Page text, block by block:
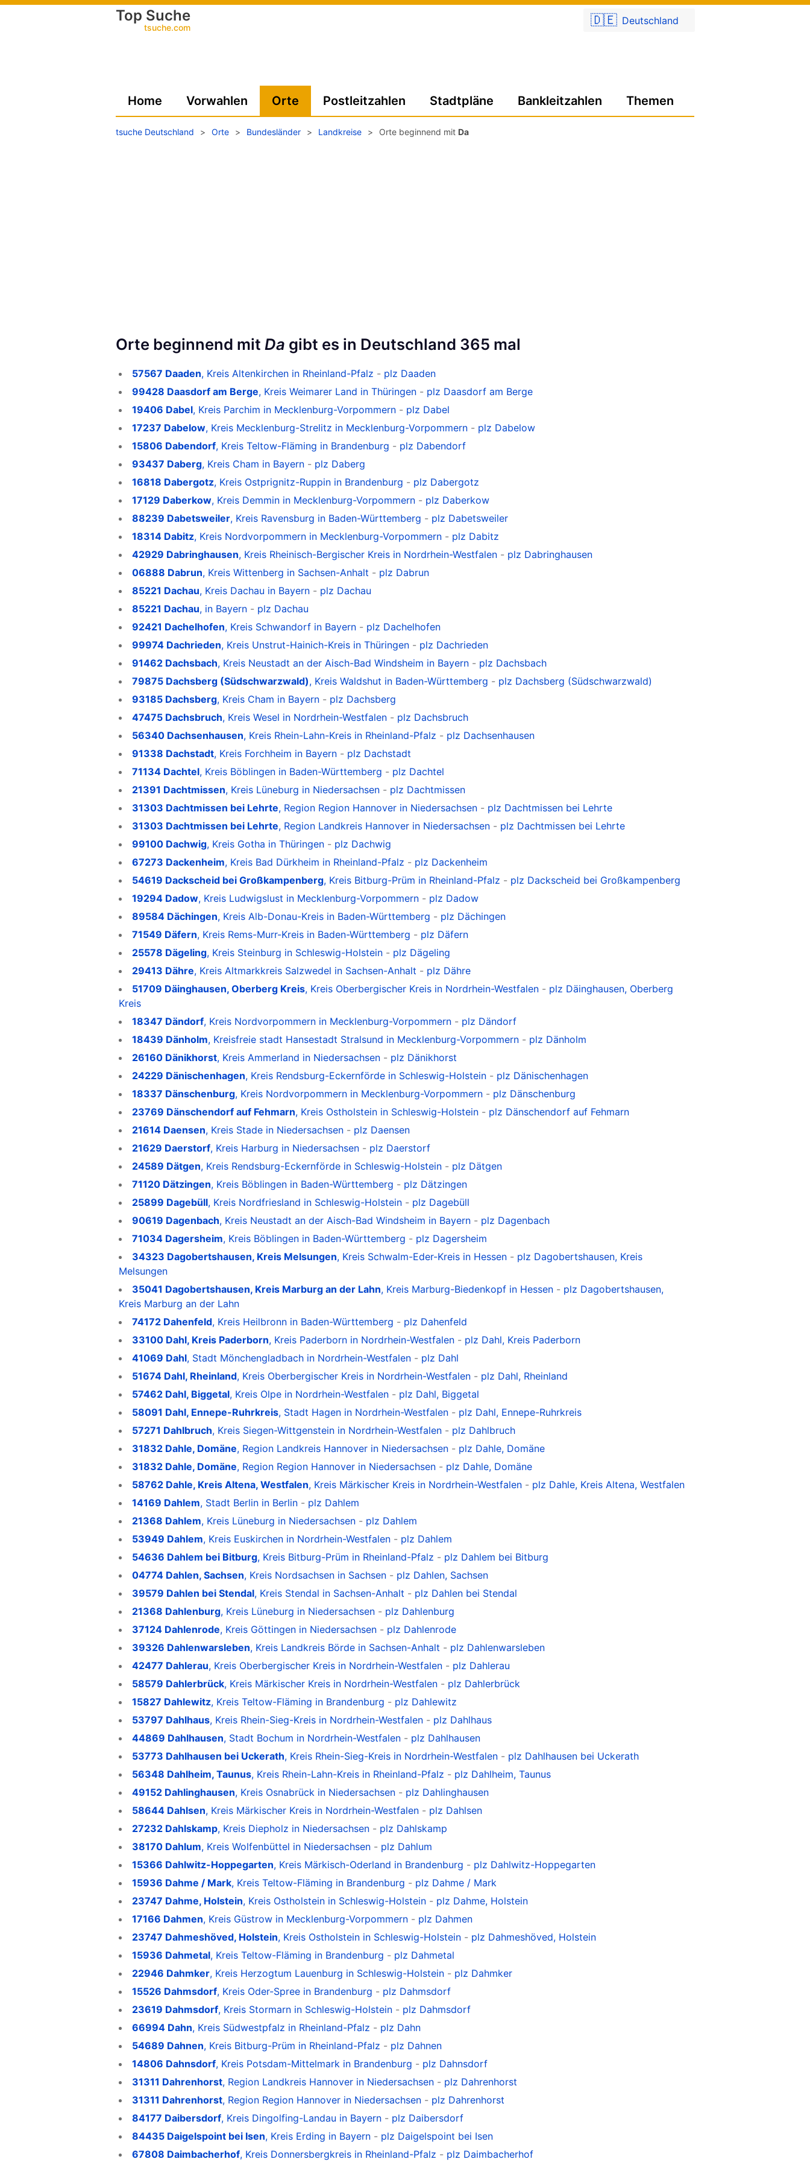
🇩🇪 Deutschland
Top Suche
tsuche.com
Home Vorwahlen Orte Postleitzahlen Stadtpläne Bankleitzahlen Themen
tsuche Deutschland > Orte > Bundesländer > Landkreise > Orte beginnend mit Da
Orte beginnend mit Da gibt es in Deutschland 365 mal
57567 Daaden, Kreis Altenkirchen in Rheinland-Pfalz - plz Daaden
99428 Daasdorf am Berge, Kreis Weimarer Land in Thüringen - plz Daasdorf am Berge
19406 Dabel, Kreis Parchim in Mecklenburg-Vorpommern - plz Dabel
17237 Dabelow, Kreis Mecklenburg-Strelitz in Mecklenburg-Vorpommern - plz Dabelow
15806 Dabendorf, Kreis Teltow-Fläming in Brandenburg - plz Dabendorf
93437 Daberg, Kreis Cham in Bayern - plz Daberg
16818 Dabergotz, Kreis Ostprignitz-Ruppin in Brandenburg - plz Dabergotz
17129 Daberkow, Kreis Demmin in Mecklenburg-Vorpommern - plz Daberkow
88239 Dabetsweiler, Kreis Ravensburg in Baden-Württemberg - plz Dabetsweiler
18314 Dabitz, Kreis Nordvorpommern in Mecklenburg-Vorpommern - plz Dabitz
42929 Dabringhausen, Kreis Rheinisch-Bergischer Kreis in Nordrhein-Westfalen - plz Dabringhausen
06888 Dabrun, Kreis Wittenberg in Sachsen-Anhalt - plz Dabrun
85221 Dachau, Kreis Dachau in Bayern - plz Dachau
85221 Dachau, in Bayern - plz Dachau
92421 Dachelhofen, Kreis Schwandorf in Bayern - plz Dachelhofen
99974 Dachrieden, Kreis Unstrut-Hainich-Kreis in Thüringen - plz Dachrieden
91462 Dachsbach, Kreis Neustadt an der Aisch-Bad Windsheim in Bayern - plz Dachsbach
79875 Dachsberg (Südschwarzwald), Kreis Waldshut in Baden-Württemberg - plz Dachsberg (Südschwarzwald)
93185 Dachsberg, Kreis Cham in Bayern - plz Dachsberg
47475 Dachsbruch, Kreis Wesel in Nordrhein-Westfalen - plz Dachsbruch
56340 Dachsenhausen, Kreis Rhein-Lahn-Kreis in Rheinland-Pfalz - plz Dachsenhausen
91338 Dachstadt, Kreis Forchheim in Bayern - plz Dachstadt
71134 Dachtel, Kreis Böblingen in Baden-Württemberg - plz Dachtel
21391 Dachtmissen, Kreis Lüneburg in Niedersachsen - plz Dachtmissen
31303 Dachtmissen bei Lehrte, Region Region Hannover in Niedersachsen - plz Dachtmissen bei Lehrte
31303 Dachtmissen bei Lehrte, Region Landkreis Hannover in Niedersachsen - plz Dachtmissen bei Lehrte
99100 Dachwig, Kreis Gotha in Thüringen - plz Dachwig
67273 Dackenheim, Kreis Bad Dürkheim in Rheinland-Pfalz - plz Dackenheim
54619 Dackscheid bei Großkampenberg, Kreis Bitburg-Prüm in Rheinland-Pfalz - plz Dackscheid bei Großkampenberg
19294 Dadow, Kreis Ludwigslust in Mecklenburg-Vorpommern - plz Dadow
89584 Dächingen, Kreis Alb-Donau-Kreis in Baden-Württemberg - plz Dächingen
71549 Däfern, Kreis Rems-Murr-Kreis in Baden-Württemberg - plz Däfern
25578 Dägeling, Kreis Steinburg in Schleswig-Holstein - plz Dägeling
29413 Dähre, Kreis Altmarkkreis Salzwedel in Sachsen-Anhalt - plz Dähre
51709 Däinghausen, Oberberg Kreis, Kreis Oberbergischer Kreis in Nordrhein-Westfalen - plz Däinghausen, Oberberg
Kreis
18347 Dändorf, Kreis Nordvorpommern in Mecklenburg-Vorpommern - plz Dändorf
18439 Dänholm, Kreisfreie stadt Hansestadt Stralsund in Mecklenburg-Vorpommern - plz Dänholm
26160 Dänikhorst, Kreis Ammerland in Niedersachsen - plz Dänikhorst
24229 Dänischenhagen, Kreis Rendsburg-Eckernförde in Schleswig-Holstein - plz Dänischenhagen
18337 Dänschenburg, Kreis Nordvorpommern in Mecklenburg-Vorpommern - plz Dänschenburg
23769 Dänschendorf auf Fehmarn, Kreis Ostholstein in Schleswig-Holstein - plz Dänschendorf auf Fehmarn
21614 Daensen, Kreis Stade in Niedersachsen - plz Daensen
21629 Daerstorf, Kreis Harburg in Niedersachsen - plz Daerstorf
24589 Dätgen, Kreis Rendsburg-Eckernförde in Schleswig-Holstein - plz Dätgen
71120 Dätzingen, Kreis Böblingen in Baden-Württemberg - plz Dätzingen
25899 Dagebüll, Kreis Nordfriesland in Schleswig-Holstein - plz Dagebüll
90619 Dagenbach, Kreis Neustadt an der Aisch-Bad Windsheim in Bayern - plz Dagenbach
71034 Dagersheim, Kreis Böblingen in Baden-Württemberg - plz Dagersheim
34323 Dagobertshausen, Kreis Melsungen, Kreis Schwalm-Eder-Kreis in Hessen - plz Dagobertshausen, Kreis
Melsungen
35041 Dagobertshausen, Kreis Marburg an der Lahn, Kreis Marburg-Biedenkopf in Hessen - plz Dagobertshausen,
Kreis Marburg an der Lahn
74172 Dahenfeld, Kreis Heilbronn in Baden-Württemberg - plz Dahenfeld
33100 Dahl, Kreis Paderborn, Kreis Paderborn in Nordrhein-Westfalen - plz Dahl, Kreis Paderborn
41069 Dahl, Stadt Mönchengladbach in Nordrhein-Westfalen - plz Dahl
51674 Dahl, Rheinland, Kreis Oberbergischer Kreis in Nordrhein-Westfalen - plz Dahl, Rheinland
57462 Dahl, Biggetal, Kreis Olpe in Nordrhein-Westfalen - plz Dahl, Biggetal
58091 Dahl, Ennepe-Ruhrkreis, Stadt Hagen in Nordrhein-Westfalen - plz Dahl, Ennepe-Ruhrkreis
57271 Dahlbruch, Kreis Siegen-Wittgenstein in Nordrhein-Westfalen - plz Dahlbruch
31832 Dahle, Domäne, Region Landkreis Hannover in Niedersachsen - plz Dahle, Domäne
31832 Dahle, Domäne, Region Region Hannover in Niedersachsen - plz Dahle, Domäne
58762 Dahle, Kreis Altena, Westfalen, Kreis Märkischer Kreis in Nordrhein-Westfalen - plz Dahle, Kreis Altena, Westfalen
14169 Dahlem, Stadt Berlin in Berlin - plz Dahlem
21368 Dahlem, Kreis Lüneburg in Niedersachsen - plz Dahlem
53949 Dahlem, Kreis Euskirchen in Nordrhein-Westfalen - plz Dahlem
54636 Dahlem bei Bitburg, Kreis Bitburg-Prüm in Rheinland-Pfalz - plz Dahlem bei Bitburg
04774 Dahlen, Sachsen, Kreis Nordsachsen in Sachsen - plz Dahlen, Sachsen
39579 Dahlen bei Stendal, Kreis Stendal in Sachsen-Anhalt - plz Dahlen bei Stendal
21368 Dahlenburg, Kreis Lüneburg in Niedersachsen - plz Dahlenburg
37124 Dahlenrode, Kreis Göttingen in Niedersachsen - plz Dahlenrode
39326 Dahlenwarsleben, Kreis Landkreis Börde in Sachsen-Anhalt - plz Dahlenwarsleben
42477 Dahlerau, Kreis Oberbergischer Kreis in Nordrhein-Westfalen - plz Dahlerau
58579 Dahlerbrück, Kreis Märkischer Kreis in Nordrhein-Westfalen - plz Dahlerbrück
15827 Dahlewitz, Kreis Teltow-Fläming in Brandenburg - plz Dahlewitz
53797 Dahlhaus, Kreis Rhein-Sieg-Kreis in Nordrhein-Westfalen - plz Dahlhaus
44869 Dahlhausen, Stadt Bochum in Nordrhein-Westfalen - plz Dahlhausen
53773 Dahlhausen bei Uckerath, Kreis Rhein-Sieg-Kreis in Nordrhein-Westfalen - plz Dahlhausen bei Uckerath
56348 Dahlheim, Taunus, Kreis Rhein-Lahn-Kreis in Rheinland-Pfalz - plz Dahlheim, Taunus
49152 Dahlinghausen, Kreis Osnabrück in Niedersachsen - plz Dahlinghausen
58644 Dahlsen, Kreis Märkischer Kreis in Nordrhein-Westfalen - plz Dahlsen
27232 Dahlskamp, Kreis Diepholz in Niedersachsen - plz Dahlskamp
38170 Dahlum, Kreis Wolfenbüttel in Niedersachsen - plz Dahlum
15366 Dahlwitz-Hoppegarten, Kreis Märkisch-Oderland in Brandenburg - plz Dahlwitz-Hoppegarten
15936 Dahme / Mark, Kreis Teltow-Fläming in Brandenburg - plz Dahme / Mark
23747 Dahme, Holstein, Kreis Ostholstein in Schleswig-Holstein - plz Dahme, Holstein
17166 Dahmen, Kreis Güstrow in Mecklenburg-Vorpommern - plz Dahmen
23747 Dahmeshöved, Holstein, Kreis Ostholstein in Schleswig-Holstein - plz Dahmeshöved, Holstein
15936 Dahmetal, Kreis Teltow-Fläming in Brandenburg - plz Dahmetal
22946 Dahmker, Kreis Herzogtum Lauenburg in Schleswig-Holstein - plz Dahmker
15526 Dahmsdorf, Kreis Oder-Spree in Brandenburg - plz Dahmsdorf
23619 Dahmsdorf, Kreis Stormarn in Schleswig-Holstein - plz Dahmsdorf
66994 Dahn, Kreis Südwestpfalz in Rheinland-Pfalz - plz Dahn
54689 Dahnen, Kreis Bitburg-Prüm in Rheinland-Pfalz - plz Dahnen
14806 Dahnsdorf, Kreis Potsdam-Mittelmark in Brandenburg - plz Dahnsdorf
31311 Dahrenhorst, Region Landkreis Hannover in Niedersachsen - plz Dahrenhorst
31311 Dahrenhorst, Region Region Hannover in Niedersachsen - plz Dahrenhorst
84177 Daibersdorf, Kreis Dingolfing-Landau in Bayern - plz Daibersdorf
84435 Daigelspoint bei Isen, Kreis Erding in Bayern - plz Daigelspoint bei Isen
67808 Daimbacherhof, Kreis Donnersbergkreis in Rheinland-Pfalz - plz Daimbacherhof